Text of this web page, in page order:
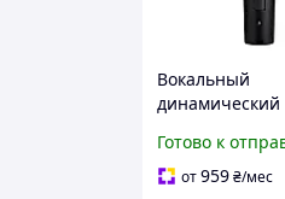
Вокальный
динамический
SE
Готово к
от959₴/мес